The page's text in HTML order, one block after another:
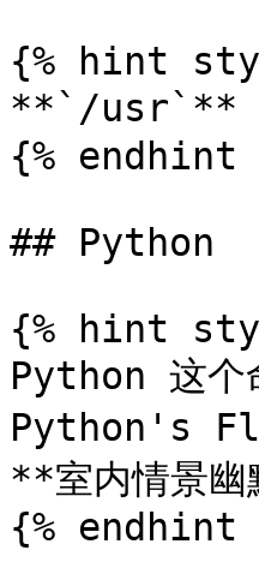
{% hint
**`/usr`**
{% endhint
## Python
{% hint
Python 这个
Python's
**室内情景幽
{% endhint